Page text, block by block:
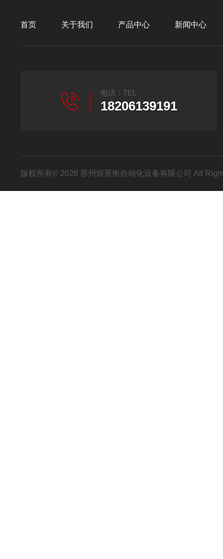
首页 关于我们 产品中心 新闻中心
电话：TEL
18206139191
版权所有© 2026 苏州煜景衡自动化设备有限公司 All